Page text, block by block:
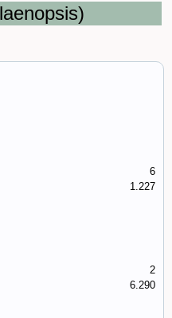
6
1.227
2
6.290